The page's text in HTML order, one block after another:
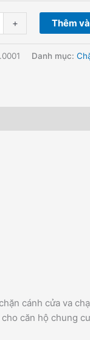
+ Thêm
Danh mục:
cánh cửa va
căn hộ chung